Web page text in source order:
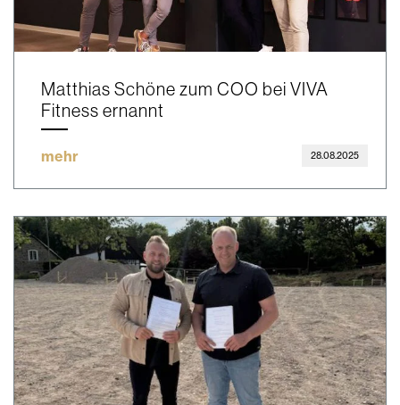
Matthias Schöne zum COO bei VIVA
Fitness ernannt
mehr 28.08.2025